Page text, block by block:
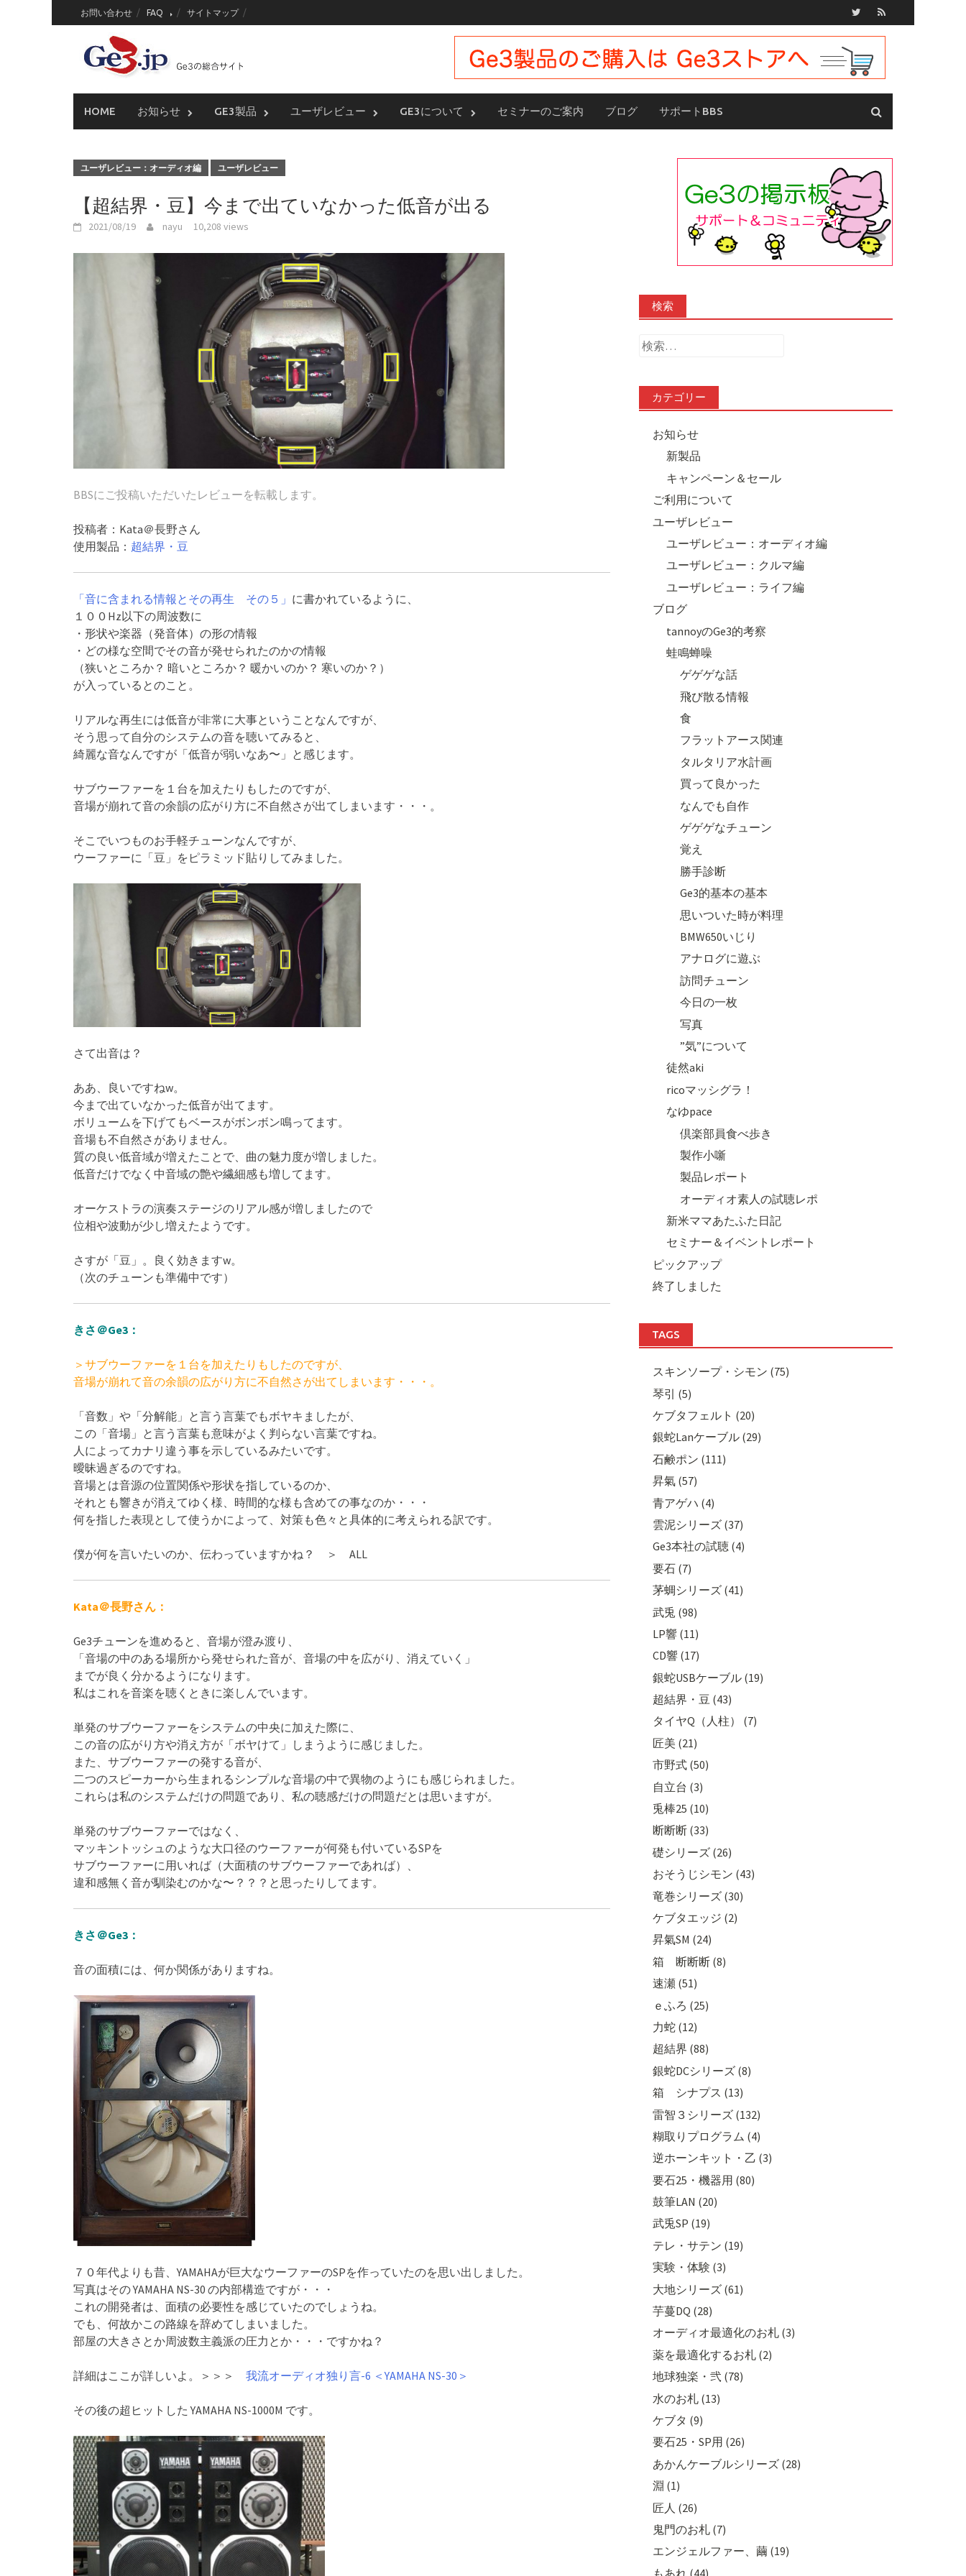
to
お問い合わせ FAQ サイトマップ
HOME お知らせ GE3製品 ユーザレビュー GE3について セミナーのご案内 ブログ サポートBBS
ユーザレビュー：オーディオ編 ユーザレビュー
【超結界・豆】今まで出ていなかった低音が出る
2021/08/19 nayu 10,208 views
BBSにご投稿いただいたレビューを転載します。
投稿者：Kata＠長野さん
使用製品： 超結界・豆
「音に含まれる情報とその再生 その５」 に書かれているように、
１００Hz以下の周波数に
・形状や楽器（発音体）の形の情報
・どの様な空間でその音が発せられたのかの情報
（狭いところか？ 暗いところか？ 暖かいのか？ 寒いのか？）
が入っているとのこと。
リアルな再生には低音が非常に大事ということなんですが、
そう思って自分のシステムの音を聴いてみると、
綺麗な音なんですが「低音が弱いなあ〜」と感じます。
サブウーファーを１台を加えたりもしたのですが、
音場が崩れて音の余韻の広がり方に不自然さが出てしまいます・・・。
そこでいつものお手軽チューンなんですが、
ウーファーに「豆」をピラミッド貼りしてみました。
さて出音は？
ああ、良いですねw。
今まで出ていなかった低音が出てます。
ボリュームを下げてもベースがボンボン鳴ってます。
音場も不自然さがありません。
質の良い低音域が増えたことで、曲の魅力度が増しました。
低音だけでなく中音域の艶や繊細感も増してます。
オーケストラの演奏ステージのリアル感が増しましたので
位相や波動が少し増えたようです。
さすが「豆」。良く効きますw。
（次のチューンも準備中です）
きさ＠Ge3：
＞サブウーファーを１台を加えたりもしたのですが、
音場が崩れて音の余韻の広がり方に不自然さが出てしまいます・・・。
「音数」や「分解能」と言う言葉でもボヤキましたが、
この「音場」と言う言葉も意味がよく判らない言葉ですね。
人によってカナリ違う事を示しているみたいです。
曖昧過ぎるのですね。
音場とは音源の位置関係や形状を指しているのか、
それとも響きが消えてゆく様、時間的な様も含めての事なのか・・・
何を指した表現として使うかによって、対策も色々と具体的に考えられる訳です。
僕が何を言いたいのか、伝わっていますかね？ ＞ ALL
Kata＠長野さん：
Ge3チューンを進めると、音場が澄み渡り、
「音場の中のある場所から発せられた音が、音場の中を広がり、消えていく」
までが良く分かるようになります。
私はこれを音楽を聴くときに楽しんでいます。
単発のサブウーファーをシステムの中央に加えた際に、
この音の広がり方や消え方が「ボヤけて」しまうように感じました。
また、サブウーファーの発する音が、
二つのスピーカーから生まれるシンプルな音場の中で異物のようにも感じられました。
これらは私のシステムだけの問題であり、私の聴感だけの問題だとは思いますが。
単発のサブウーファーではなく、
マッキントッシュのような大口径のウーファーが何発も付いているSPを
サブウーファーに用いれば（大面積のサブウーファーであれば）、
違和感無く音が馴染むのかな〜？？？と思ったりしてます。
きさ＠Ge3：
音の面積には、何か関係がありますね。
７０年代よりも昔、YAMAHAが巨大なウーファーのSPを作っていたのを思い出しました。
写真はその YAMAHA NS-30 の内部構造ですが・・・
これの開発者は、面積の必要性を感じていたのでしょうね。
でも、何故かこの路線を辞めてしまいました。
部屋の大きさとか周波数主義派の圧力とか・・・ですかね？
詳細はここが詳しいよ。＞＞＞ 我流オーディオ独り言-6 ＜YAMAHA NS-30＞
その後の超ヒットした YAMAHA NS-1000M です。
検索
検
カテゴリー
お知らせ
新製品
キャンペーン＆セール
ご利用について
ユーザレビュー
ユーザレビュー：オーディオ編
ユーザレビュー：クルマ編
ユーザレビュー：ライフ編
ブログ
tannoyのGe3的考察
蛙鳴蝉噪
ゲゲゲな話
飛び散る情報
食
フラットアース関連
タルタリア水計画
買って良かった
なんでも自作
ゲゲゲなチューン
覚え
勝手診断
Ge3的基本の基本
思いついた時が料理
BMW650いじり
アナログに遊ぶ
訪問チューン
今日の一枚
写真
”気”について
徒然aki
ricoマッシグラ！
なゆpace
倶楽部員食べ歩き
製作小噺
製品レポート
オーディオ素人の試聴レポ
新米ママあたふた日記
セミナー＆イベントレポート
ピックアップ
終了しました
TAGS
スキンソープ・シモン (75)
琴引 (5)
ケブタフェルト (20)
銀蛇Lanケーブル (29)
石鹸ポン (111)
昇氣 (57)
青アゲハ (4)
雲泥シリーズ (37)
Ge3本社の試聴 (4)
要石 (7)
茅蜩シリーズ (41)
武兎 (98)
LP響 (11)
CD響 (17)
銀蛇USBケーブル (19)
超結界・豆 (43)
タイヤQ（人柱） (7)
匠美 (21)
市野式 (50)
自立台 (3)
兎棒25 (10)
断断断 (33)
礎シリーズ (26)
おそうじシモン (43)
竜巻シリーズ (30)
ケブタエッジ (2)
昇氣SM (24)
箱 断断断 (8)
速瀬 (51)
ｅふろ (25)
力蛇 (12)
超結界 (88)
銀蛇DCシリーズ (8)
箱 シナプス (13)
雷智３シリーズ (132)
糊取りプログラム (4)
逆ホーンキット・乙 (3)
要石25・機器用 (80)
鼓筆LAN (20)
武兎SP (19)
テレ・サテン (19)
実験・体験 (3)
大地シリーズ (61)
芋蔓DQ (28)
オーディオ最適化のお札 (3)
薬を最適化するお札 (2)
地球独楽・弐 (78)
水のお札 (13)
ケブタ (9)
要石25・SP用 (26)
あかんケーブルシリーズ (28)
淵 (1)
匠人 (26)
鬼門のお札 (7)
エンジェルファー、繭 (19)
もあれ (44)